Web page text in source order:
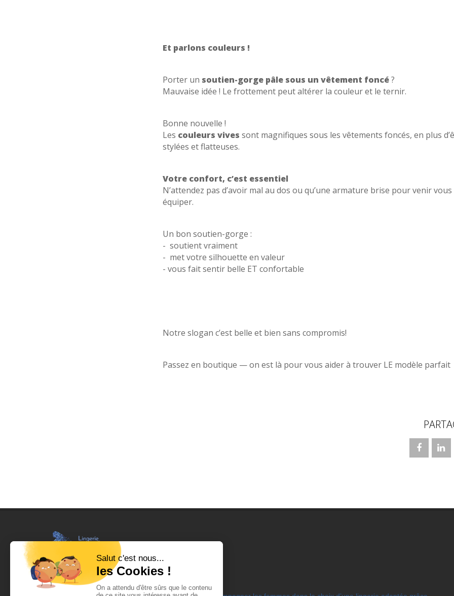
Et parlons couleurs !
Porter un soutien-gorge pâle sous un vêtement foncé?
Mauvaise idée ! Le frottement peut altérer la couleur et le ternir.
Bonne nouvelle !
Les couleurs vives sont magnifiques sous les vêtements foncés, en plus
stylées et flatteuses.
Votre confort, c’est essentiel
N’attendez pas d’avoir mal au dos ou qu’une armature brise pour venir vous
équiper.
Un bon soutien-gorge :
- soutient vraiment
- met votre silhouette en valeur
- vous fait sentir belle ET confortable
Notre slogan c’est belle et bien sans compromis!
Passez en boutique — on est là pour vous aider à trouver LE modèle parfait
Lingerie & maillots Christine